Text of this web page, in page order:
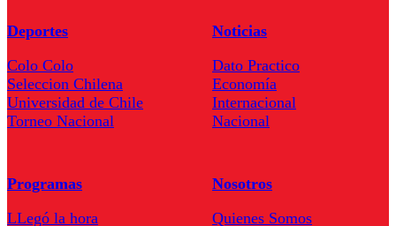
Deportes
Colo Colo
Seleccion Chilena
Universidad de Chile
Torneo Nacional
Noticias
Dato Practico
Economía
Internacional
Nacional
Programas
LLegó la hora
Nosotros
Quienes Somos